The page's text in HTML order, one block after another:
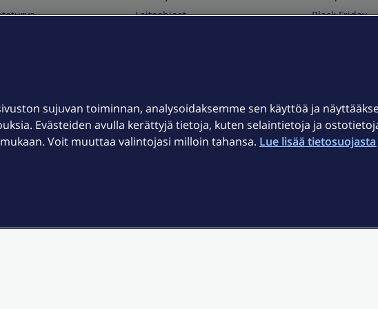
Laiteohjeet
Kuuluvuuskartta
Asiakastiedotteet
OmaElisa-sovellus
Black Friday
sujuvan toiminnan, analysoidaksemme sen käyttöä ja
Evästeiden avulla kerättyjä tietoja, kuten selaintietoja ja
Voit muuttaa valintojasi milloin tahansa. Lue lisää tietosuojasta